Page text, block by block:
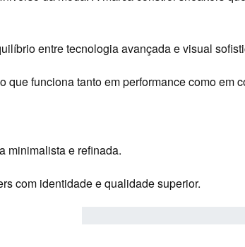
entre tecnologia avançada e visual
funciona tanto em performance como em
minimalista e refinada.
com identidade e qualidade superior.